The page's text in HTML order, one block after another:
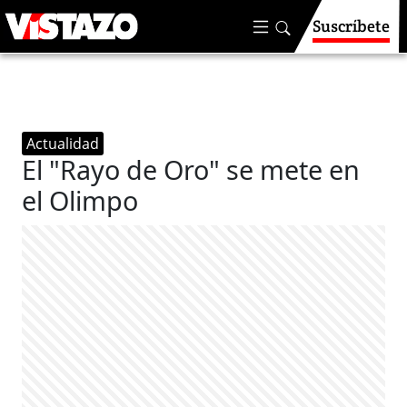
Suscríbete
Actualidad
El "Rayo de Oro" se mete en
el Olimpo